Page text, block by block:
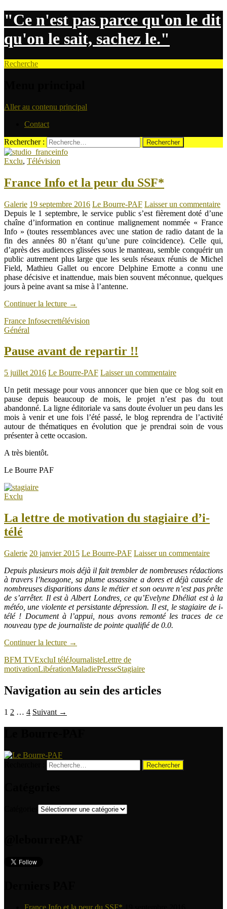
"Ce n'est pas parce qu'on le dit
qu'on le sait, sachez le."
Recherche
Aller au contenu principal
Contact
Rechercher :
Exclu, Télévision
France Info et la peur du SSF*
Galerie 19 septembre 2016 Le Bourre-PAF Laisser un commentaire
Depuis le 1 septembre, le service public s’est fièrement doté d’une
chaîne d’information en continue malignement nommée « France
Info » (toutes ressemblances avec une station de radio datant de la
fin des années 80 n’étant qu’une pure coïncidence). Celle qui,
d’après des audiences glissées sous le manteau, semble conquérir un
public autrement plus large que les seuls réseaux réunis de Michel
Field, Mathieu Gallet ou encore Delphine Ernotte a connu une
phase décisive et inattendue, mais bien souvent méconnue, quelques
jours à peine avant sa mise à l’antenne.
Continuer la lecture →
France Infosecrettélévision
Général
Pause avant de repartir !!
5 juillet 2016 Le Bourre-PAF Laisser un commentaire
Un petit message pour vous annoncer que bien que ce blog soit en
pause depuis beaucoup de mois, le projet n’est pas du tout
abandonné. La ligne éditoriale va sans doute évoluer un peu dans les
mois à venir et une fois l’été passé, le blog reprendra de l’activité
autour de thématiques en évolution que je prendrai soin de vous
présenter à cette occasion.
A très bientôt.
Le Bourre PAF
Exclu
La lettre de motivation du stagiaire d’i-
télé
Galerie 20 janvier 2015 Le Bourre-PAF Laisser un commentaire
Depuis plusieurs mois déjà il fait trembler de nombreuses rédactions
à travers l’hexagone, sa plume assassine a dores et déjà causée de
nombreuses disparitions dans le métier et son oeuvre n’est pas prête
de s’arrêter. Il est à Albert Londres, ce qu’Evelyne Dhéliat est à la
météo, une violente et persistante dépression. Il est, le stagiaire de i-
télé ! Document à l’appui, nous avons remonté les traces de ce
nouveau type de journaliste de pointe qualifié de 0.0.
Continuer la lecture →
BFM TVExcluI téléJournalisteLettre de
motivationLibérationMaladiePresseStagiaire
Navigation au sein des articles
1 2 … 4 Suivant →